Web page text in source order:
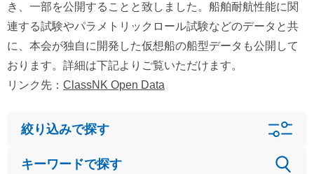
き、一部を公開することと致しました。船舶耐航性能に関
連する試験やパラメトリックロール試験などのデータと共
に、本会が独自に開発した仮想船の船型データも公開して
おります。詳細は下記よりご覧いただけます。
リンク先： ClassNK Open Data
絞り込みで探す
キーワードで探す